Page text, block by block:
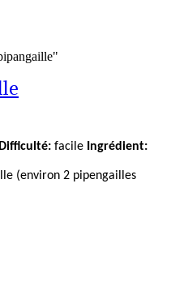
facile Ingrédient:
(environ 2 pipengailles